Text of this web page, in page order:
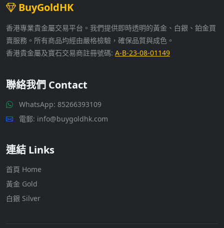
BuyGoldHK
香港專業貴金屬交易平台。我們提供即時透明的黃金、白銀、鉑金買
賣服務。所有商品均經由嚴格檢驗，確保品質與成色。
香港貴金屬及寶石交易商註冊號碼: A-B-23-08-01149
聯絡我們 Contact
WhatsApp: 85266393109
電郵: info@buygoldhk.com
連結 Links
首頁 Home
黃金 Gold
白銀 Silver